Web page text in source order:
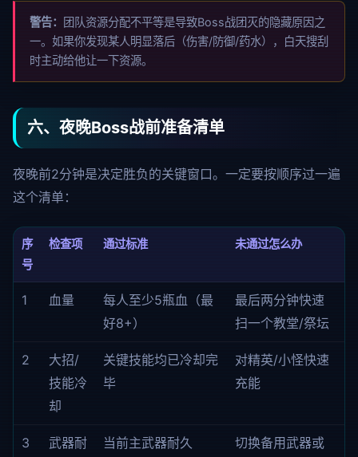
警告：
团队资源分配不平等是导致Boss战团灭的隐藏原因之
一。如果你发现某人明显落后（伤害/防御/药水），白天搜刮
时主动给他让一下资源。
六、夜晚Boss战前准备清单
夜晚前2分钟是决定胜负的关键窗口。一定要按顺序过一遍
这个清单：
序
号
检查项 通过标准 未通过怎么办
1 血量
每人至少5瓶血（最
好8+）
最后两分钟快速
扫一个教堂/祭坛
2
大招/
技能冷
却
关键技能均已冷却完
毕
对精英/小怪快速
充能
3
武器耐
当前主武器耐久
切换备用武器或